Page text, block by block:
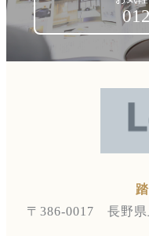
〒386-0017 長野県